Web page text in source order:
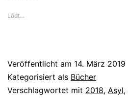
Lädt…
Veröffentlicht am 14. März 2019
Kategorisiert als Bücher
Verschlagwortet mit 2018, Asyl,